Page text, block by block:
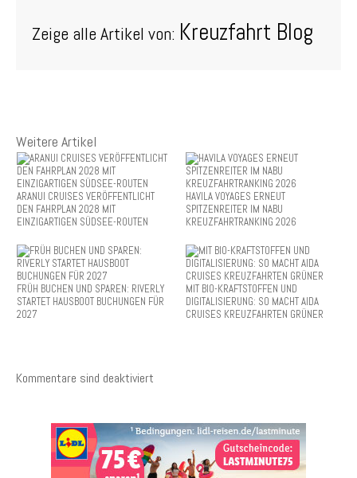
Zeige alle Artikel von: Kreuzfahrt Blog
Weitere Artikel
ARANUI CRUISES VERÖFFENTLICHT
DEN FAHRPLAN 2028 MIT
EINZIGARTIGEN SÜDSEE-ROUTEN
HAVILA VOYAGES ERNEUT
SPITZENREITER IM NABU
KREUZFAHRTRANKING 2026
FRÜH BUCHEN UND SPAREN: RIVERLY
STARTET HAUSBOOT BUCHUNGEN FÜR
2027
MIT BIO-KRAFTSTOFFEN UND
DIGITALISIERUNG: SO MACHT AIDA
CRUISES KREUZFAHRTEN GRÜNER
Kommentare sind deaktiviert